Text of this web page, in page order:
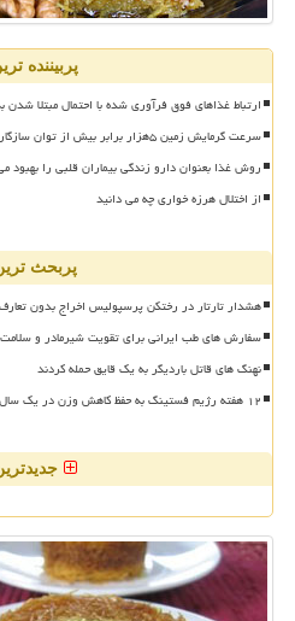
پربیننده
ارتباط غذاهای فوق فرآوری شده با احتمال مبتلا شدن
سرعت گرمایش زمین ۵هزار برابر بیش از توان سازگاری گیاه برنج است
روش غذا بعنوان دارو زندگی بیماران قلبی را بهبود
از اختلال هرزه خواری چه می دانید
پربحث
هشدار تارتار در رختکن پرسپولیس اخراج بدون
سفارش های طب ایرانی برای تقویت شیرمادر و سلامت
نهنگ های قاتل باردیگر به یک قایق حمله کردند
۱۲ هفته رژیم فستینگ به حفظ کاهش وزن در یک سال بعد کمک نماید